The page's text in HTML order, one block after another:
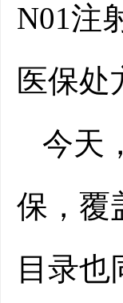
N01注
医保
今天
保，覆
目录